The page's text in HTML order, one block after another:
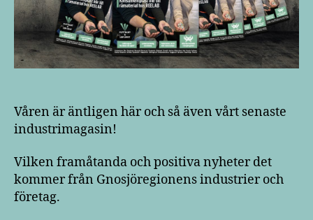
Våren är äntligen här och så även vårt senaste
industrimagasin!
Vilken framåtanda och positiva nyheter det
kommer från Gnosjöregionens industrier och
företag.